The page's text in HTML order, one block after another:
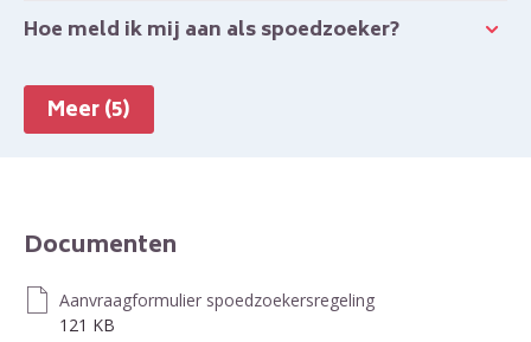
Hoe meld ik mij aan als spoedzoeker?
Meer (5)
Documenten
Aanvraagformulier spoedzoekersregeling
121 KB